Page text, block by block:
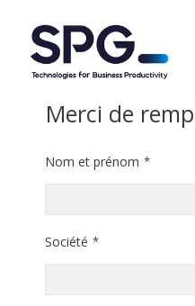
Merci de
Nom et prénom *
Société *